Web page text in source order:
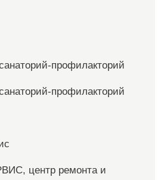
профилакторий
профилакторий
центр ремонта и